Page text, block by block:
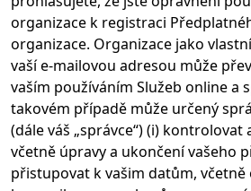
organizace k registraci
organizace. Organizace jako
vaší e-mailovou adresou může
vaším používáním Služeb online a
takovém případě může určený
(dále váš „správce“) (i) kontrolovat
včetně úpravy a ukončení vašeho
přistupovat k vašim datům, včetně